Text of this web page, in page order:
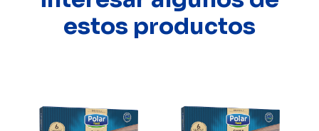
estos productos